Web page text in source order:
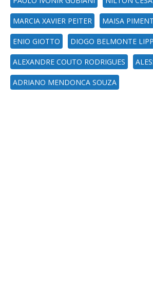
MARCIA XAVIER PEITER MAISA
ENIO GIOTTO DIOGO BELMONTE
ALEXANDRE COUTO RODRIGUES
ADRIANO MENDONCA SOUZA